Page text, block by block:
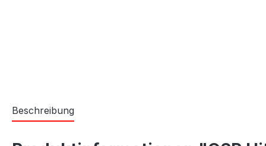
Beschreibung